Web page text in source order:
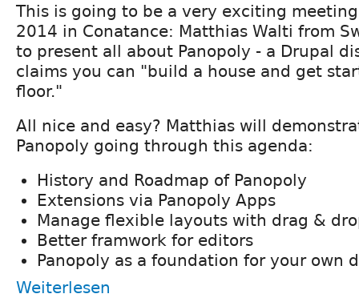
This is going to be a very exciting
2014 in Conatance: Matthias Walti from
to present all about Panopoly - a Drupal
claims you can "build a house and get
floor."
All nice and easy? Matthias will
Panopoly going through this agenda:
History and Roadmap of Panopoly
Extensions via Panopoly Apps
Manage flexible layouts with drag &
Better framwork for editors
Panopoly as a foundation for your own
Weiterlesen